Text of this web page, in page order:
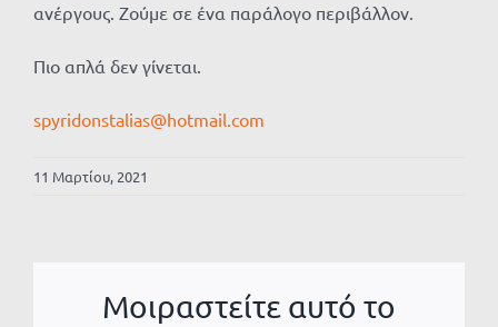
ανέργους. Ζούμε σε ένα παράλογο περιβάλλον.
Πιο απλά δεν γίνεται.
spyridonstalias@hotmail.com
11 Μαρτίου, 2021
Μοιραστείτε αυτό το